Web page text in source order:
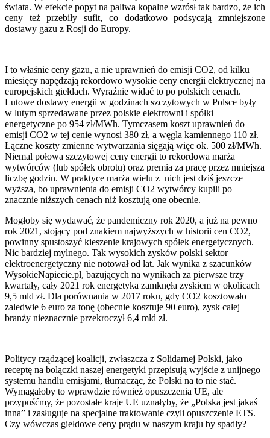
świata. W efekcie popyt na paliwa kopalne wzrósł tak bardzo, że ich
ceny też przebiły sufit, co dodatkowo podsycają zmniejszone
dostawy gazu z Rosji do Europy.
I to właśnie ceny gazu, a nie uprawnień do emisji CO2, od kilku
miesięcy napędzają rekordowo wysokie ceny energii elektrycznej na
europejskich giełdach. Wyraźnie widać to po polskich cenach.
Lutowe dostawy energii w godzinach szczytowych w Polsce były
w lutym sprzedawane przez polskie elektrowni i spółki
energetyczne po 954 zł/MWh. Tymczasem koszt uprawnień do
emisji CO2 w tej cenie wynosi 380 zł, a węgla kamiennego 110 zł.
Łączne koszty zmienne wytwarzania sięgają więc ok. 500 zł/MWh.
Niemal połowa szczytowej ceny energii to rekordowa marża
wytwórców (lub spółek obrotu) oraz premia za pracę przez mniejsza
liczbę godzin. W praktyce marża wielu z nich jest dziś jeszcze
wyższa, bo uprawnienia do emisji CO2 wytwórcy kupili po
znacznie niższych cenach niż kosztują one obecnie.
Mogłoby się wydawać, że pandemiczny rok 2020, a już na pewno
rok 2021, stojący pod znakiem najwyższych w historii cen CO2,
powinny spustoszyć kieszenie krajowych spółek energetycznych.
Nic bardziej mylnego. Tak wysokich zysków polski sektor
elektroenergetyczny nie notował od lat. Jak wynika z szacunków
WysokieNapiecie.pl, bazujących na wynikach za pierwsze trzy
kwartały, cały 2021 rok energetyka zamknęła zyskiem w okolicach
9,5 mld zł. Dla porównania w 2017 roku, gdy CO2 kosztowało
zaledwie 6 euro za tonę (obecnie kosztuje 90 euro), zysk całej
branży nieznacznie przekroczył 6,4 mld zł.
Politycy rządzącej koalicji, zwłaszcza z Solidarnej Polski, jako
receptę na bolączki naszej energetyki przepisują wyjście z unijnego
systemu handlu emisjami, tłumacząc, że Polski na to nie stać.
Wymagałoby to wprawdzie również opuszczenia UE, ale
przypuśćmy, że pozostałe kraje UE uznałyby, że „Polska jest jakaś
inna” i zasługuje na specjalne traktowanie czyli opuszczenie ETS.
Czy wówczas giełdowe ceny prądu w naszym kraju by spadły?